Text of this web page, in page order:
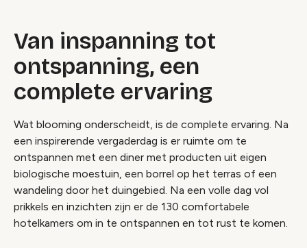
Van inspanning tot
ontspanning, een
complete ervaring
Wat blooming onderscheidt, is de complete ervaring. Na
een inspirerende vergaderdag is er ruimte om te
ontspannen met een diner met producten uit eigen
biologische moestuin, een borrel op het terras of een
wandeling door het duingebied. Na een volle dag vol
prikkels en inzichten zijn er de 130 comfortabele
hotelkamers om in te ontspannen en tot rust te komen.